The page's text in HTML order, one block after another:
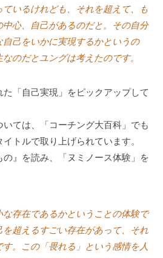
いるけれども、それを超えて、も
中心、自己があるのだと。その自分
自己をいかに実現するかというの
のだとユングは考えたのです。
た「自己実現」をピックアップして
ては、「コーチング大百科」でも
イトルで取り上げられています。
』を読み、「ヌミノース体験」を
な存在であるかということの体験で
を超えるすごい存在があって、それ
。この「畏れる」という感情を人